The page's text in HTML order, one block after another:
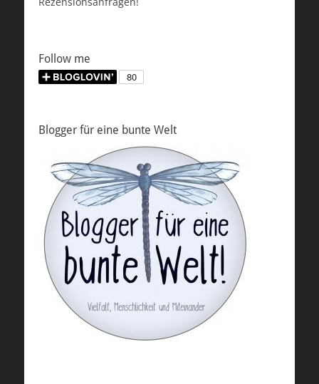
Follow me
Blogger für eine bunte Welt